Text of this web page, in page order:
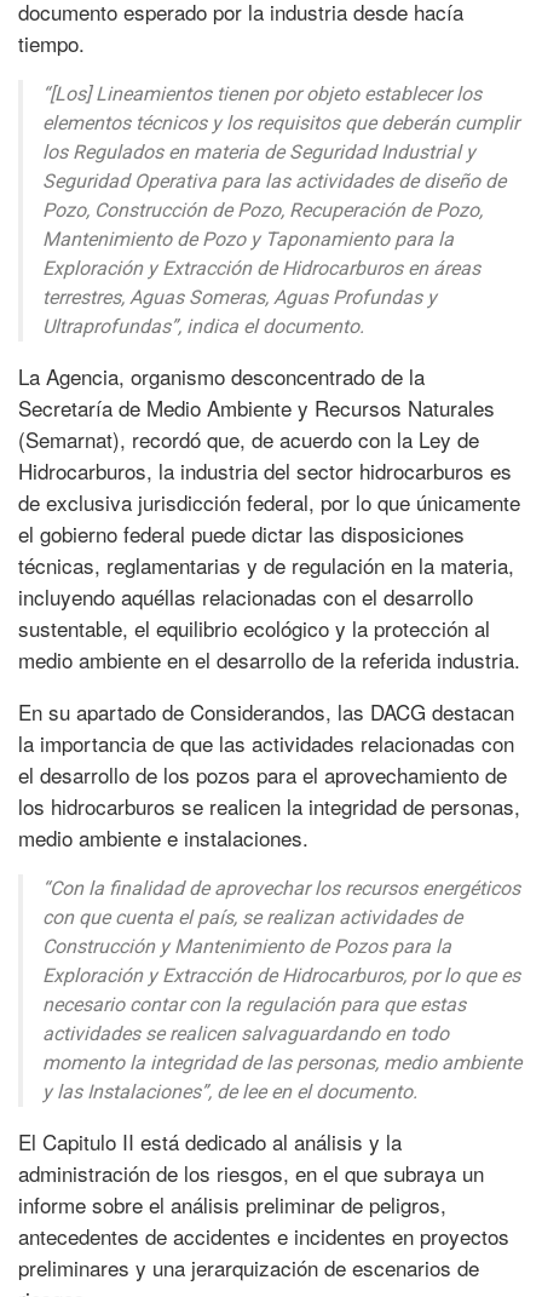
documento esperado por la industria desde hacía
tiempo.
“[Los] Lineamientos tienen por objeto establecer los
elementos técnicos y los requisitos que deberán cumplir
los Regulados en materia de Seguridad Industrial y
Seguridad Operativa para las actividades de diseño de
Pozo, Construcción de Pozo, Recuperación de Pozo,
Mantenimiento de Pozo y Taponamiento para la
Exploración y Extracción de Hidrocarburos en áreas
terrestres, Aguas Someras, Aguas Profundas y
Ultraprofundas”, indica el documento.
La Agencia, organismo desconcentrado de la
Secretaría de Medio Ambiente y Recursos Naturales
(Semarnat), recordó que, de acuerdo con la Ley de
Hidrocarburos, la industria del sector hidrocarburos es
de exclusiva jurisdicción federal, por lo que únicamente
el gobierno federal puede dictar las disposiciones
técnicas, reglamentarias y de regulación en la materia,
incluyendo aquéllas relacionadas con el desarrollo
sustentable, el equilibrio ecológico y la protección al
medio ambiente en el desarrollo de la referida industria.
En su apartado de Considerandos, las DACG destacan
la importancia de que las actividades relacionadas con
el desarrollo de los pozos para el aprovechamiento de
los hidrocarburos se realicen la integridad de personas,
medio ambiente e instalaciones.
“Con la finalidad de aprovechar los recursos energéticos
con que cuenta el país, se realizan actividades de
Construcción y Mantenimiento de Pozos para la
Exploración y Extracción de Hidrocarburos, por lo que es
necesario contar con la regulación para que estas
actividades se realicen salvaguardando en todo
momento la integridad de las personas, medio ambiente
y las Instalaciones”, de lee en el documento.
El Capitulo II está dedicado al análisis y la
administración de los riesgos, en el que subraya un
informe sobre el análisis preliminar de peligros,
antecedentes de accidentes e incidentes en proyectos
preliminares y una jerarquización de escenarios de